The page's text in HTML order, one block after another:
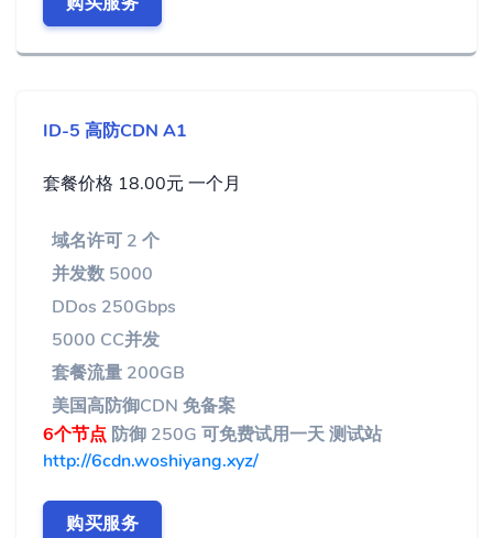
ID-5 高防CDN A1
套餐价格 18.00元 一个月
域名许可 2 个
并发数 5000
DDos 250Gbps
5000 CC并发
套餐流量 200GB
美国高防御CDN 免备案
6个节点 防御 250G 可免费试用一天 测试站
http://6cdn.woshiyang.xyz/
购买服务